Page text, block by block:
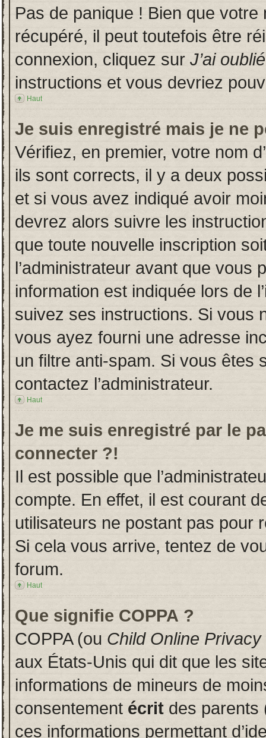
Pas de panique ! Bien que
récupéré, il peut toutefois être
connexion, cliquez sur J’ai
instructions et vous devriez
Haut
Je suis enregistré mais je ne
Vérifiez, en premier, votre nom
ils sont corrects, il y a deux
et si vous avez indiqué avoir
devrez alors suivre les
que toute nouvelle inscription
l’administrateur avant que vous
information est indiquée lors de
suivez ses instructions. Si vous
vous ayez fourni une adresse
un filtre anti-spam. Si vous êtes
contactez l’administrateur.
Haut
Je me suis enregistré par le
connecter ?!
Il est possible que
compte. En effet, il est courant
utilisateurs ne postant pas pour
Si cela vous arrive, tentez de
forum.
Haut
Que signifie COPPA ?
COPPA (ou Child Online
aux États-Unis qui dit que les
informations de mineurs de
consentement écrit des parents
ces informations permettant